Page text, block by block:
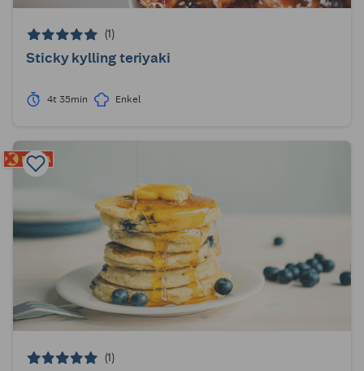
(1)
Sticky kylling teriyaki
4t 35min Enkel
(1)